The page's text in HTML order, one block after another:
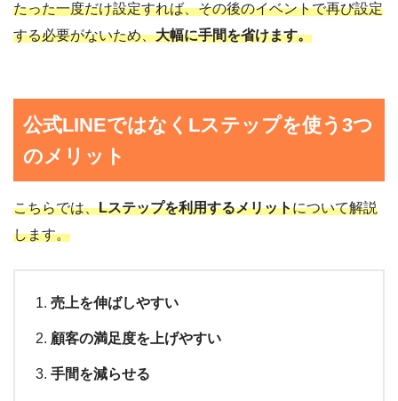
たった一度だけ設定すれば、その後のイベントで再び設定
する必要がないため、大幅に手間を省けます。
公式LINEではなくLステップを使う3つ
のメリット
こちらでは、Lステップを利用するメリットについて解説
します。
売上を伸ばしやすい
顧客の満足度を上げやすい
手間を減らせる